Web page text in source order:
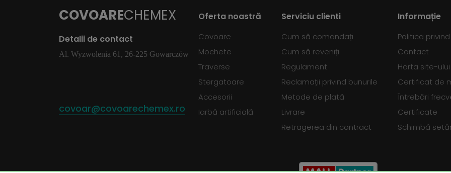
COVOARECHEMEX
Detalii de contact
Al. Wyzwolenia 61, 26-225 Gowarczów
covoar@covoarechemex.ro
Oferta noastră
Covoare
Mochete
Traverse
Stergatoare
Accesorii
Iarbă artificială
Serviciu clienti
Cum să comandați
Cum să reveniți
Regulament
Reclamații privind bunurile
Metode de plată
Livrare
Retragerea din contract
Informație
Politica
Contact
Harta site-ului
Certificat de
Întrebări
Certificate
Schimbă